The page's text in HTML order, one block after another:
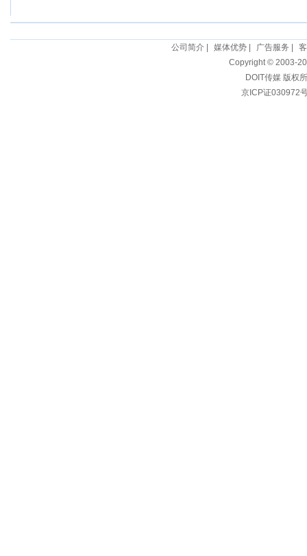
公司简介| 媒体优势| 广告服务
Copyright © 2003-
DOIT传媒 版权
京ICP证030972